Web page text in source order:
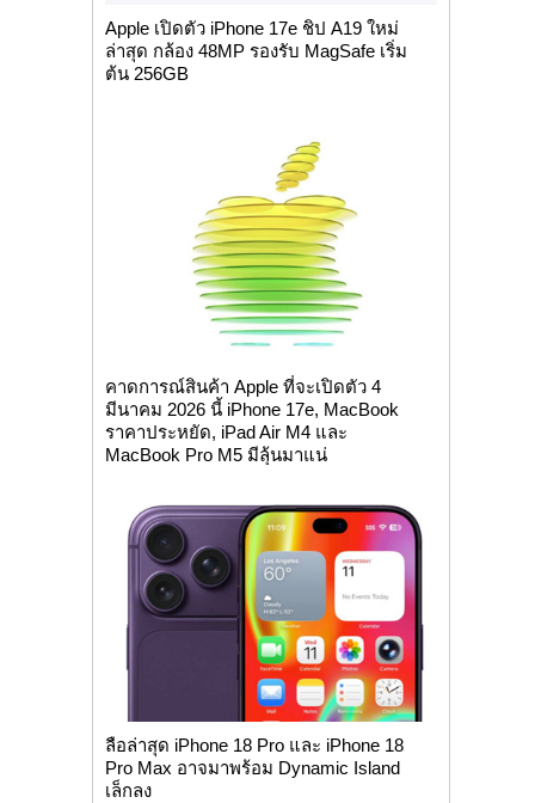
Apple เปิดตัว iPhone 17e ชิป A19 ใหม่
ล่าสุด กล้อง 48MP รองรับ MagSafe เริ่ม
ต้น 256GB
คาดการณ์สินค้า Apple ที่จะเปิดตัว 4
มีนาคม 2026 นี้ iPhone 17e, MacBook
ราคาประหยัด, iPad Air M4 และ
MacBook Pro M5 มีลุ้นมาแน่
ลือล่าสุด iPhone 18 Pro และ iPhone 18
Pro Max อาจมาพร้อม Dynamic Island
เล็กลง